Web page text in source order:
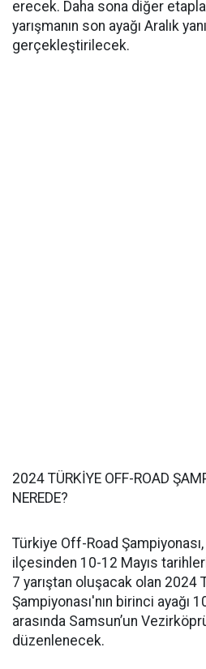
erecek. Daha sona diğer
yarışmanın son ayağı Aralık
gerçekleştirilecek.
2024 TÜRKİYE OFF-ROAD
NEREDE?
Türkiye Off-Road
ilçesinden 10-12 Mayıs
7 yarıştan oluşacak olan 2024
Şampiyonası'nın birinci ayağı
arasında Samsun’un
düzenlenecek.